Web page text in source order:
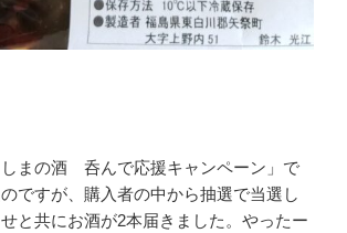
まの酒 呑んで応援キャンペーン」で
ですが、購入者の中から抽選で当選し
と共にお酒が2本届きました。やったー